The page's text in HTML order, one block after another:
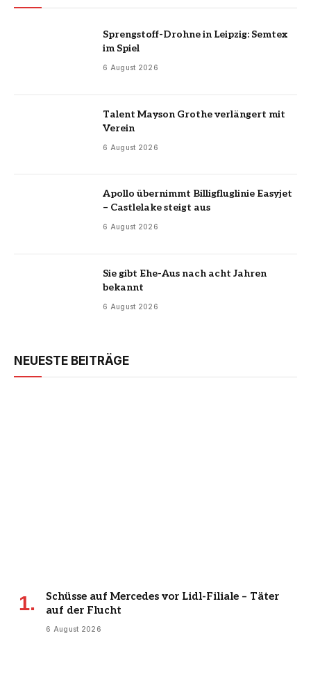
Sprengstoff-Drohne in Leipzig: Semtex
im Spiel
6 August 2026
Talent Mayson Grothe verlängert mit
Verein
6 August 2026
Apollo übernimmt Billigfluglinie Easyjet
– Castlelake steigt aus
6 August 2026
Sie gibt Ehe-Aus nach acht Jahren
bekannt
6 August 2026
NEUESTE BEITRÄGE
Schüsse auf Mercedes vor Lidl-Filiale – Täter
auf der Flucht
6 August 2026